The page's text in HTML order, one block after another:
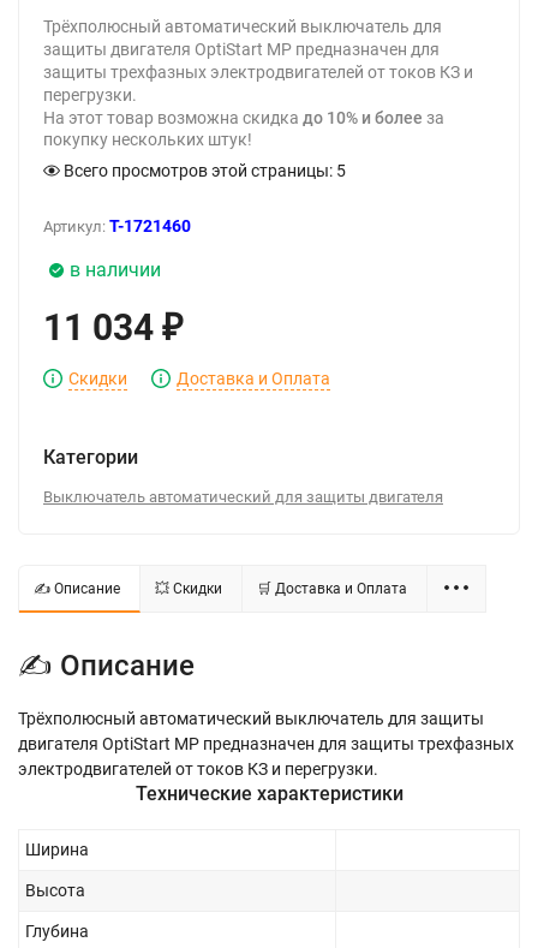
Трёхполюсный автоматический выключатель для
защиты двигателя OptiStart MP предназначен для
защиты трехфазных электродвигателей от токов КЗ и
перегрузки.
На этот товар возможна скидка до 10% и более за
покупку нескольких штук!
Всего просмотров этой страницы: 5
Артикул: T-1721460
в наличии
11 034 ₽
Скидки Доставка и Оплата
Категории
Выключатель автоматический для защиты двигателя
✍ Описание 💥 Скидки 🛒 Доставка и Оплата
✍ Описание
Трёхполюсный автоматический выключатель для защиты
двигателя OptiStart MP предназначен для защиты трехфазных
электродвигателей от токов КЗ и перегрузки.
Технические характеристики
Ширина
Высота
Глубина